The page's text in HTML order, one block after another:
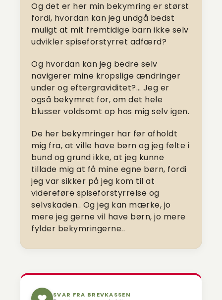
Og det er her min bekymring er størst
fordi, hvordan kan jeg undgå bedst
muligt at mit fremtidige barn ikke selv
udvikler spiseforstyrret adfærd?
Og hvordan kan jeg bedre selv
navigerer mine kropslige ændringer
under og eftergraviditet?… Jeg er
også bekymret for, om det hele
blusser voldsomt op hos mig selv igen.
De her bekymringer har før afholdt
mig fra, at ville have børn og jeg følte i
bund og grund ikke, at jeg kunne
tillade mig at få mine egne børn, fordi
jeg var sikker på jeg kom til at
videreføre spiseforstyrrelse og
selvskaden.. Og jeg kan mærke, jo
mere jeg gerne vil have børn, jo mere
fylder bekymringerne..
SVAR FRA BREVKASSEN